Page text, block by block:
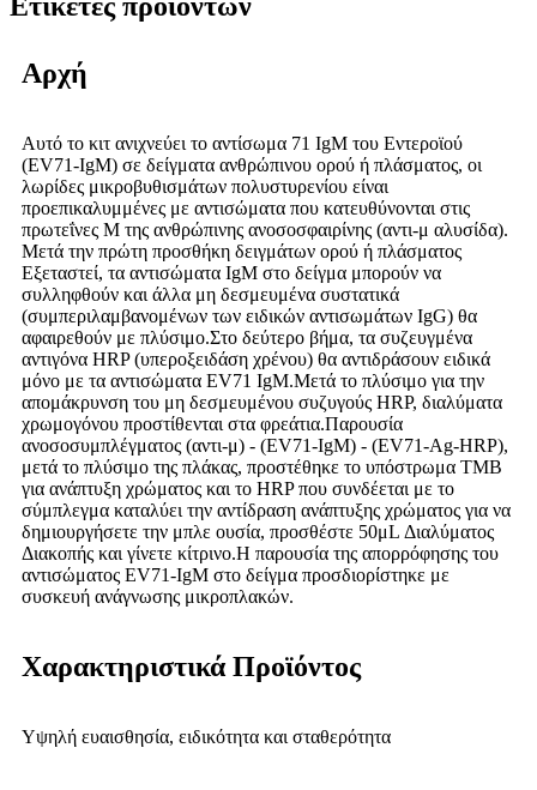
Αρχή
Αυτό το κιτ ανιχνεύει το αντίσωμα 71 IgM του Εντεροϊού
(EV71-IgM) σε δείγματα ανθρώπινου ορού ή πλάσματος, οι
λωρίδες μικροβυθισμάτων πολυστυρενίου είναι
προεπικαλυμμένες με αντισώματα που κατευθύνονται στις
πρωτεΐνες M της ανθρώπινης ανοσοσφαιρίνης (αντι-μ αλυσίδα).
Μετά την πρώτη προσθήκη δειγμάτων ορού ή πλάσματος
Εξεταστεί, τα αντισώματα IgM στο δείγμα μπορούν να
συλληφθούν και άλλα μη δεσμευμένα συστατικά
(συμπεριλαμβανομένων των ειδικών αντισωμάτων IgG) θα
αφαιρεθούν με πλύσιμο.Στο δεύτερο βήμα, τα συζευγμένα
αντιγόνα HRP (υπεροξειδάση χρένου) θα αντιδράσουν ειδικά
μόνο με τα αντισώματα EV71 IgM.Μετά το πλύσιμο για την
απομάκρυνση του μη δεσμευμένου συζυγούς HRP, διαλύματα
χρωμογόνου προστίθενται στα φρεάτια.Παρουσία
ανοσοσυμπλέγματος (αντι-μ) - (EV71-IgM) - (EV71-Ag-HRP),
μετά το πλύσιμο της πλάκας, προστέθηκε το υπόστρωμα TMB
για ανάπτυξη χρώματος και το HRP που συνδέεται με το
σύμπλεγμα καταλύει την αντίδραση ανάπτυξης χρώματος για να
δημιουργήσετε την μπλε ουσία, προσθέστε 50μL Διαλύματος
Διακοπής και γίνετε κίτρινο.Η παρουσία της απορρόφησης του
αντισώματος EV71-IgM στο δείγμα προσδιορίστηκε με
συσκευή ανάγνωσης μικροπλακών.
Χαρακτηριστικά Προϊόντος
Υψηλή ευαισθησία, ειδικότητα και σταθερότητα